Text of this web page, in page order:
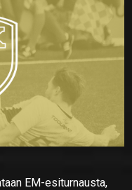
EM-esiturnausta,